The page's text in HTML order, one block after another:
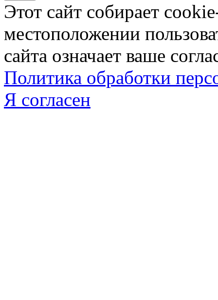
Этот сайт собирает
местоположении
сайта означает ваше
Политика обработки
Я согласен